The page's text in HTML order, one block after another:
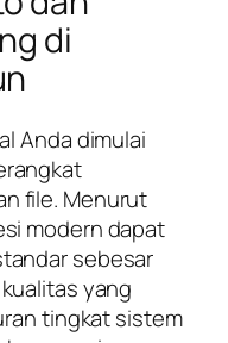
di
Anda dimulai
file. Menurut
modern dapat
sebesar
yang
tingkat sistem